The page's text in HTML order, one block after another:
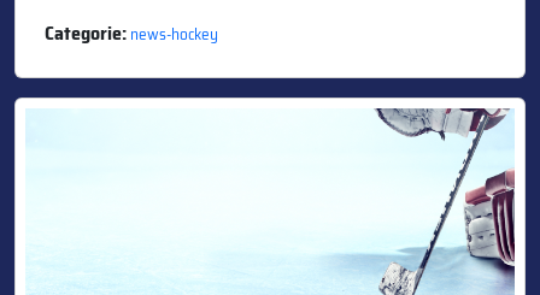
Categorie:news-hockey